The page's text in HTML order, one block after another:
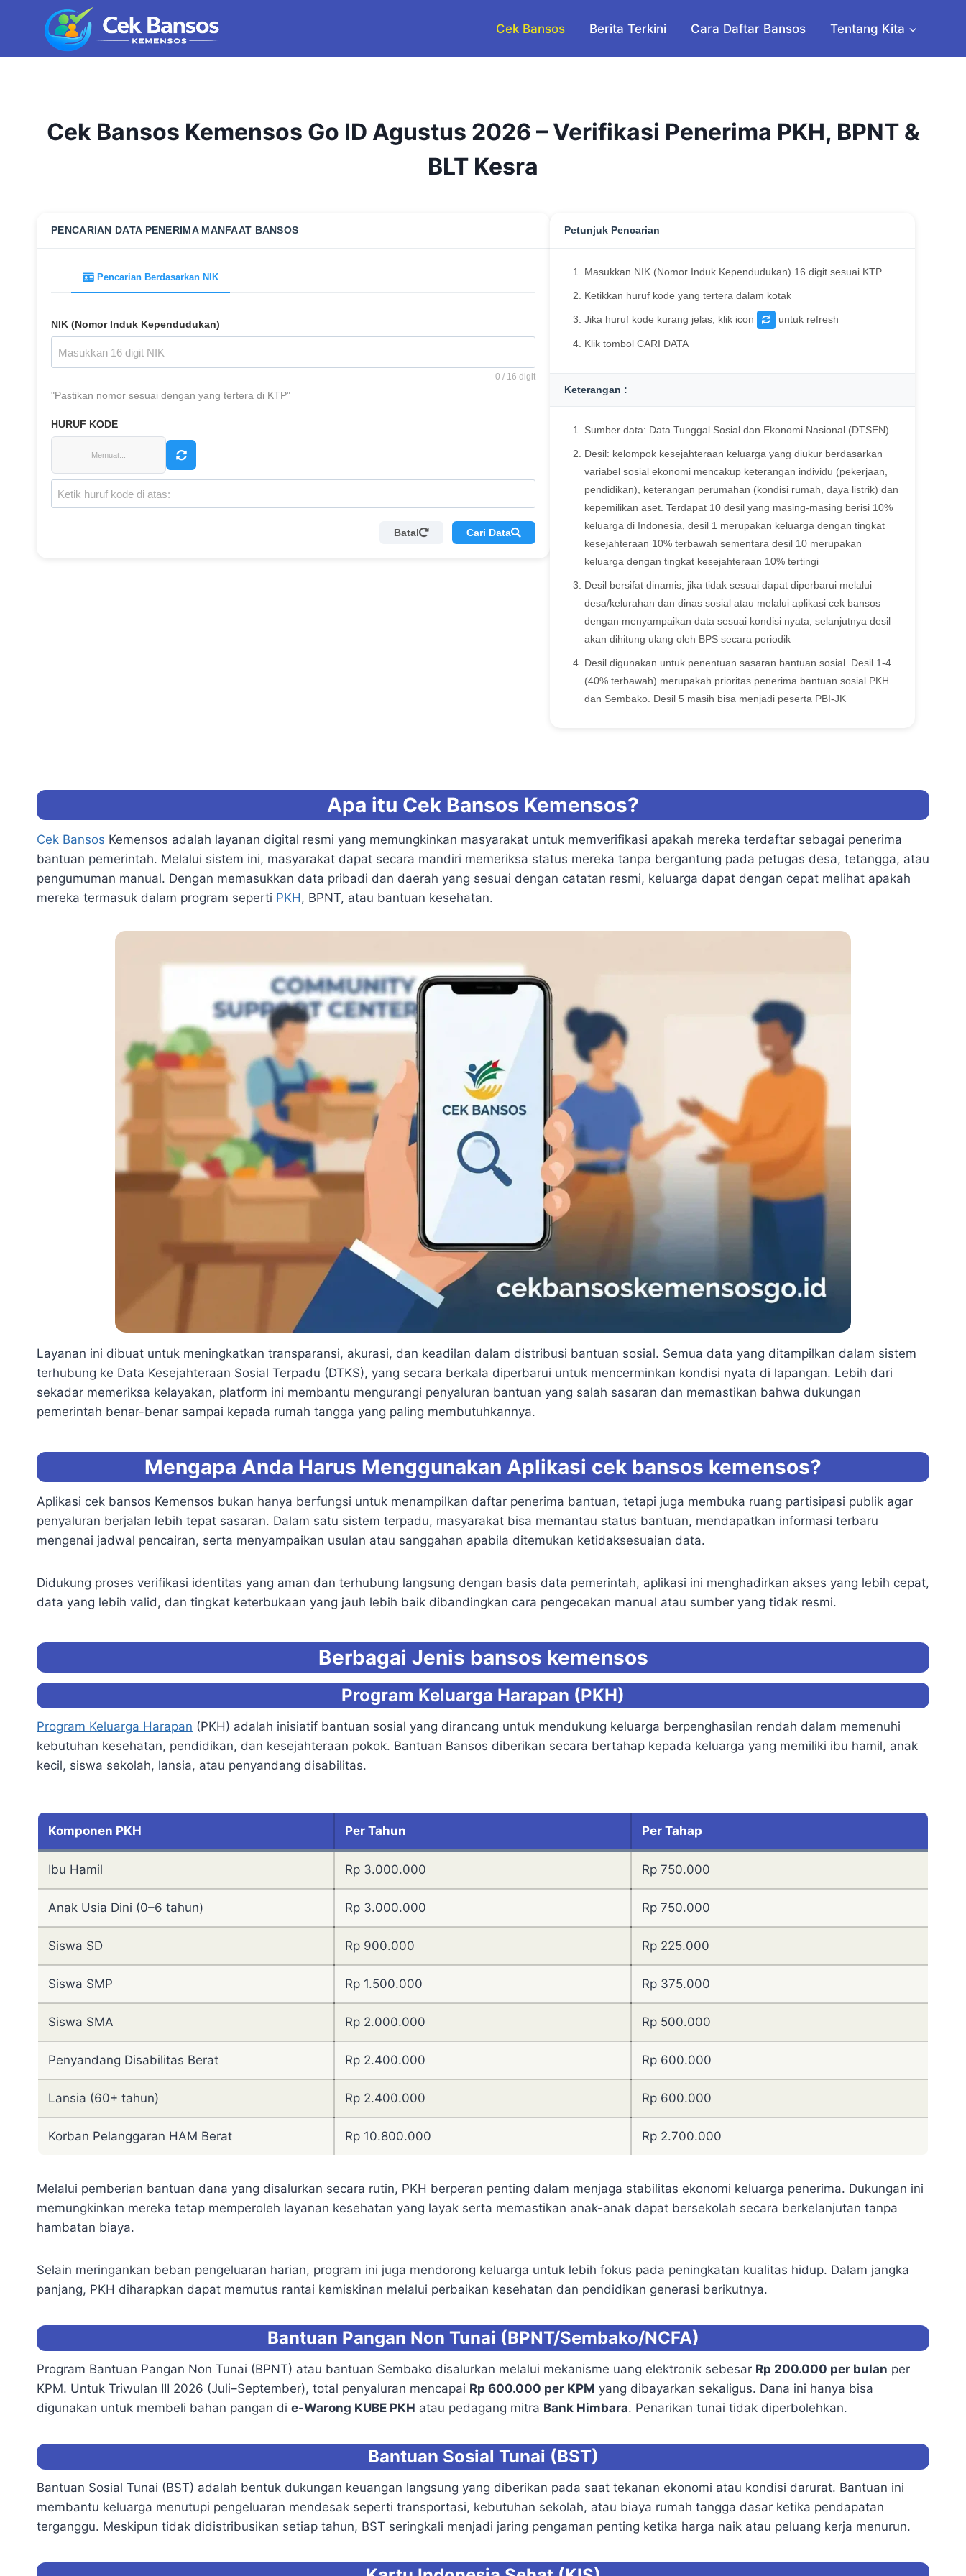
Cek Bansos Berita Terkini Cara Daftar Bansos Tentang Kita
Cek Bansos Kemensos Go ID Agustus 2026 – Verifikasi Penerima PKH, BPNT &
BLT Kesra
PENCARIAN DATA PENERIMA MANFAAT BANSOS
Pencarian Berdasarkan NIK
NIK (Nomor Induk Kependudukan)
0 / 16 digit
"Pastikan nomor sesuai dengan yang tertera di KTP"
HURUF KODE
Memuat...
Batal Cari Data
Petunjuk Pencarian
Masukkan NIK (Nomor Induk Kependudukan) 16 digit sesuai KTP
Ketikkan huruf kode yang tertera dalam kotak
Jika huruf kode kurang jelas, klik icon untuk refresh
Klik tombol CARI DATA
Keterangan :
Sumber data: Data Tunggal Sosial dan Ekonomi Nasional (DTSEN)
Desil: kelompok kesejahteraan keluarga yang diukur berdasarkan
variabel sosial ekonomi mencakup keterangan individu (pekerjaan,
pendidikan), keterangan perumahan (kondisi rumah, daya listrik) dan
kepemilikan aset. Terdapat 10 desil yang masing-masing berisi 10%
keluarga di Indonesia, desil 1 merupakan keluarga dengan tingkat
kesejahteraan 10% terbawah sementara desil 10 merupakan
keluarga dengan tingkat kesejahteraan 10% tertingi
Desil bersifat dinamis, jika tidak sesuai dapat diperbarui melalui
desa/kelurahan dan dinas sosial atau melalui aplikasi cek bansos
dengan menyampaikan data sesuai kondisi nyata; selanjutnya desil
akan dihitung ulang oleh BPS secara periodik
Desil digunakan untuk penentuan sasaran bantuan sosial. Desil 1-4
(40% terbawah) merupakah prioritas penerima bantuan sosial PKH
dan Sembako. Desil 5 masih bisa menjadi peserta PBI-JK
Apa itu Cek Bansos Kemensos?
Cek Bansos Kemensos adalah layanan digital resmi yang memungkinkan masyarakat untuk memverifikasi apakah mereka terdaftar sebagai penerima
bantuan pemerintah. Melalui sistem ini, masyarakat dapat secara mandiri memeriksa status mereka tanpa bergantung pada petugas desa, tetangga, atau
pengumuman manual. Dengan memasukkan data pribadi dan daerah yang sesuai dengan catatan resmi, keluarga dapat dengan cepat melihat apakah
mereka termasuk dalam program seperti PKH, BPNT, atau bantuan kesehatan.
Layanan ini dibuat untuk meningkatkan transparansi, akurasi, dan keadilan dalam distribusi bantuan sosial. Semua data yang ditampilkan dalam sistem
terhubung ke Data Kesejahteraan Sosial Terpadu (DTKS), yang secara berkala diperbarui untuk mencerminkan kondisi nyata di lapangan. Lebih dari
sekadar memeriksa kelayakan, platform ini membantu mengurangi penyaluran bantuan yang salah sasaran dan memastikan bahwa dukungan
pemerintah benar-benar sampai kepada rumah tangga yang paling membutuhkannya.
Mengapa Anda Harus Menggunakan Aplikasi cek bansos kemensos?
Aplikasi cek bansos Kemensos bukan hanya berfungsi untuk menampilkan daftar penerima bantuan, tetapi juga membuka ruang partisipasi publik agar
penyaluran berjalan lebih tepat sasaran. Dalam satu sistem terpadu, masyarakat bisa memantau status bantuan, mendapatkan informasi terbaru
mengenai jadwal pencairan, serta menyampaikan usulan atau sanggahan apabila ditemukan ketidaksesuaian data.
Didukung proses verifikasi identitas yang aman dan terhubung langsung dengan basis data pemerintah, aplikasi ini menghadirkan akses yang lebih cepat,
data yang lebih valid, dan tingkat keterbukaan yang jauh lebih baik dibandingkan cara pengecekan manual atau sumber yang tidak resmi.
Berbagai Jenis bansos kemensos
Program Keluarga Harapan (PKH)
Program Keluarga Harapan (PKH) adalah inisiatif bantuan sosial yang dirancang untuk mendukung keluarga berpenghasilan rendah dalam memenuhi
kebutuhan kesehatan, pendidikan, dan kesejahteraan pokok. Bantuan Bansos diberikan secara bertahap kepada keluarga yang memiliki ibu hamil, anak
kecil, siswa sekolah, lansia, atau penyandang disabilitas.
Komponen PKH Per Tahun Per Tahap
Ibu Hamil Rp 3.000.000 Rp 750.000
Anak Usia Dini (0–6 tahun) Rp 3.000.000 Rp 750.000
Siswa SD Rp 900.000 Rp 225.000
Siswa SMP Rp 1.500.000 Rp 375.000
Siswa SMA Rp 2.000.000 Rp 500.000
Penyandang Disabilitas Berat Rp 2.400.000 Rp 600.000
Lansia (60+ tahun) Rp 2.400.000 Rp 600.000
Korban Pelanggaran HAM Berat Rp 10.800.000 Rp 2.700.000
Melalui pemberian bantuan dana yang disalurkan secara rutin, PKH berperan penting dalam menjaga stabilitas ekonomi keluarga penerima. Dukungan ini
memungkinkan mereka tetap memperoleh layanan kesehatan yang layak serta memastikan anak-anak dapat bersekolah secara berkelanjutan tanpa
hambatan biaya.
Selain meringankan beban pengeluaran harian, program ini juga mendorong keluarga untuk lebih fokus pada peningkatan kualitas hidup. Dalam jangka
panjang, PKH diharapkan dapat memutus rantai kemiskinan melalui perbaikan kesehatan dan pendidikan generasi berikutnya.
Bantuan Pangan Non Tunai (BPNT/Sembako/NCFA)
Program Bantuan Pangan Non Tunai (BPNT) atau bantuan Sembako disalurkan melalui mekanisme uang elektronik sebesar Rp 200.000 per bulan per
KPM. Untuk Triwulan III 2026 (Juli–September), total penyaluran mencapai Rp 600.000 per KPM yang dibayarkan sekaligus. Dana ini hanya bisa
digunakan untuk membeli bahan pangan di e-Warong KUBE PKH atau pedagang mitra Bank Himbara. Penarikan tunai tidak diperbolehkan.
Bantuan Sosial Tunai (BST)
Bantuan Sosial Tunai (BST) adalah bentuk dukungan keuangan langsung yang diberikan pada saat tekanan ekonomi atau kondisi darurat. Bantuan ini
membantu keluarga menutupi pengeluaran mendesak seperti transportasi, kebutuhan sekolah, atau biaya rumah tangga dasar ketika pendapatan
terganggu. Meskipun tidak didistribusikan setiap tahun, BST seringkali menjadi jaring pengaman penting ketika harga naik atau peluang kerja menurun.